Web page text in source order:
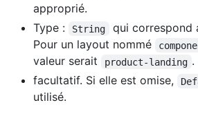
approprié.
Type :
String
qui correspond
Pour un layout nommé
valeur serait
product-landing .
facultatif. Si elle est omise,
utilisé.